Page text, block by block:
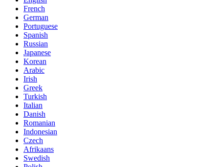
French
German
Portuguese
Spanish
Russian
Japanese
Korean
Arabic
Irish
Greek
Turkish
Italian
Danish
Romanian
Indonesian
Czech
Afrikaans
Swedish